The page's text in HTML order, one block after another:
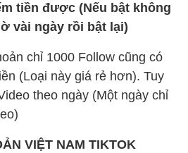
tiền được (Nếu bật không
vài ngày rồi bật lại)
chỉ 1000 Follow cũng có
(Loại này giá rẻ hơn). Tuy
theo ngày (Một ngày chỉ
VIỆT NAM TIKTOK